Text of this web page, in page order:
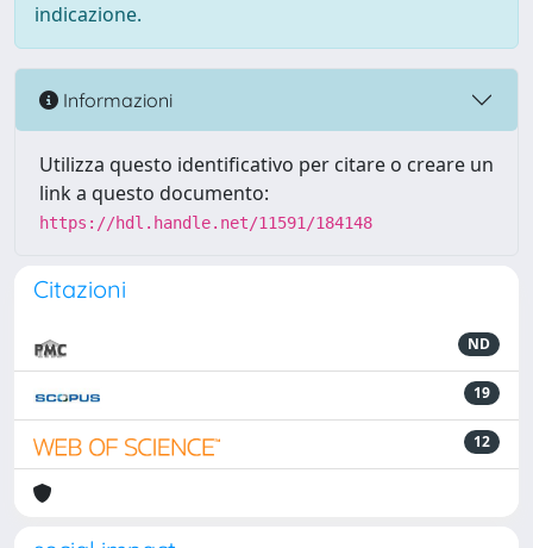
indicazione.
Informazioni
Utilizza questo identificativo per citare o creare un
link a questo documento:
https://hdl.handle.net/11591/184148
Citazioni
ND
19
12